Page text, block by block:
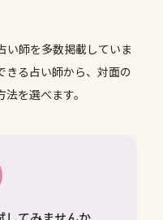
い師を多数掲載していま
きる占い師から、対面の
を選べます。